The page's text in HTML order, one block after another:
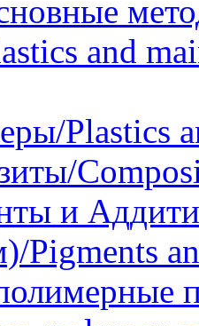
and
Plastics
и
Pigments